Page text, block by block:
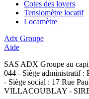
Cotes des loyers
Tensiomètre locatif
Locamètre
Adx Groupe
Aide
SAS ADX Groupe au
044 - Siège administratif :
- Siège social : 17 Rue
VILLACOUBLAY -